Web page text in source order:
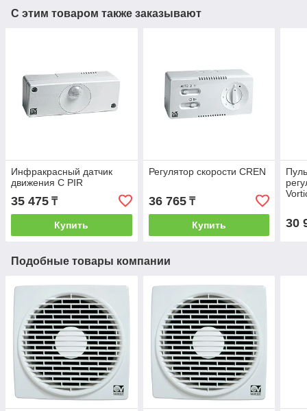
С этим товаром также заказывают
Инфракрасный датчик
движения C PIR
35 475 ₸
Купить
Регулятор скорости CREN
36 765₸
Купить 30
Подобные товары компании